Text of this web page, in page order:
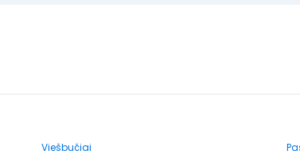
Viešbučiai